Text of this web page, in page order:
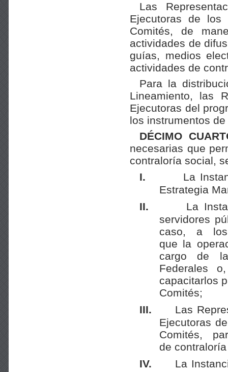
Las
Ejecutoras de los
Comités, de
actividades de
guías, medios
actividades de
Para la
Lineamiento, las
Ejecutoras del
los instrumentos
DÉCIMO
necesarias que
contraloría social,
I.
La
Estrategia
II.
La
servidores
caso, a
que la
cargo de
Federales
capacitarlos
Comités;
III.
Las
Ejecutoras
Comités,
de
IV.
La